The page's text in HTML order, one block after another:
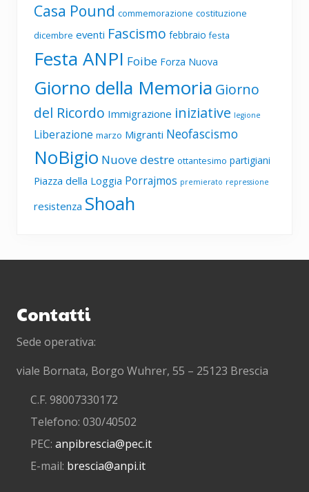
Casa Pound commemorazione costituzione
dicembre eventi Fascismo febbraio festa
Festa ANPI Foibe Forza Nuova
Giorno della Memoria Giorno
del Ricordo Immigrazione iniziative legione
Liberazione marzo Migranti Neofascismo
NoBigio Nuove destre ottantesimo partigiani
Piazza della Loggia Porrajmos premierato repressione
resistenza Shoah
Contatti
Sede operativa:
viale Bornata, Borgo Wuhrer, 55 – 25123 Brescia
C.F. 98007330172
Telefono: 030/40502
PEC: anpibrescia@pec.it
E-mail: brescia@anpi.it